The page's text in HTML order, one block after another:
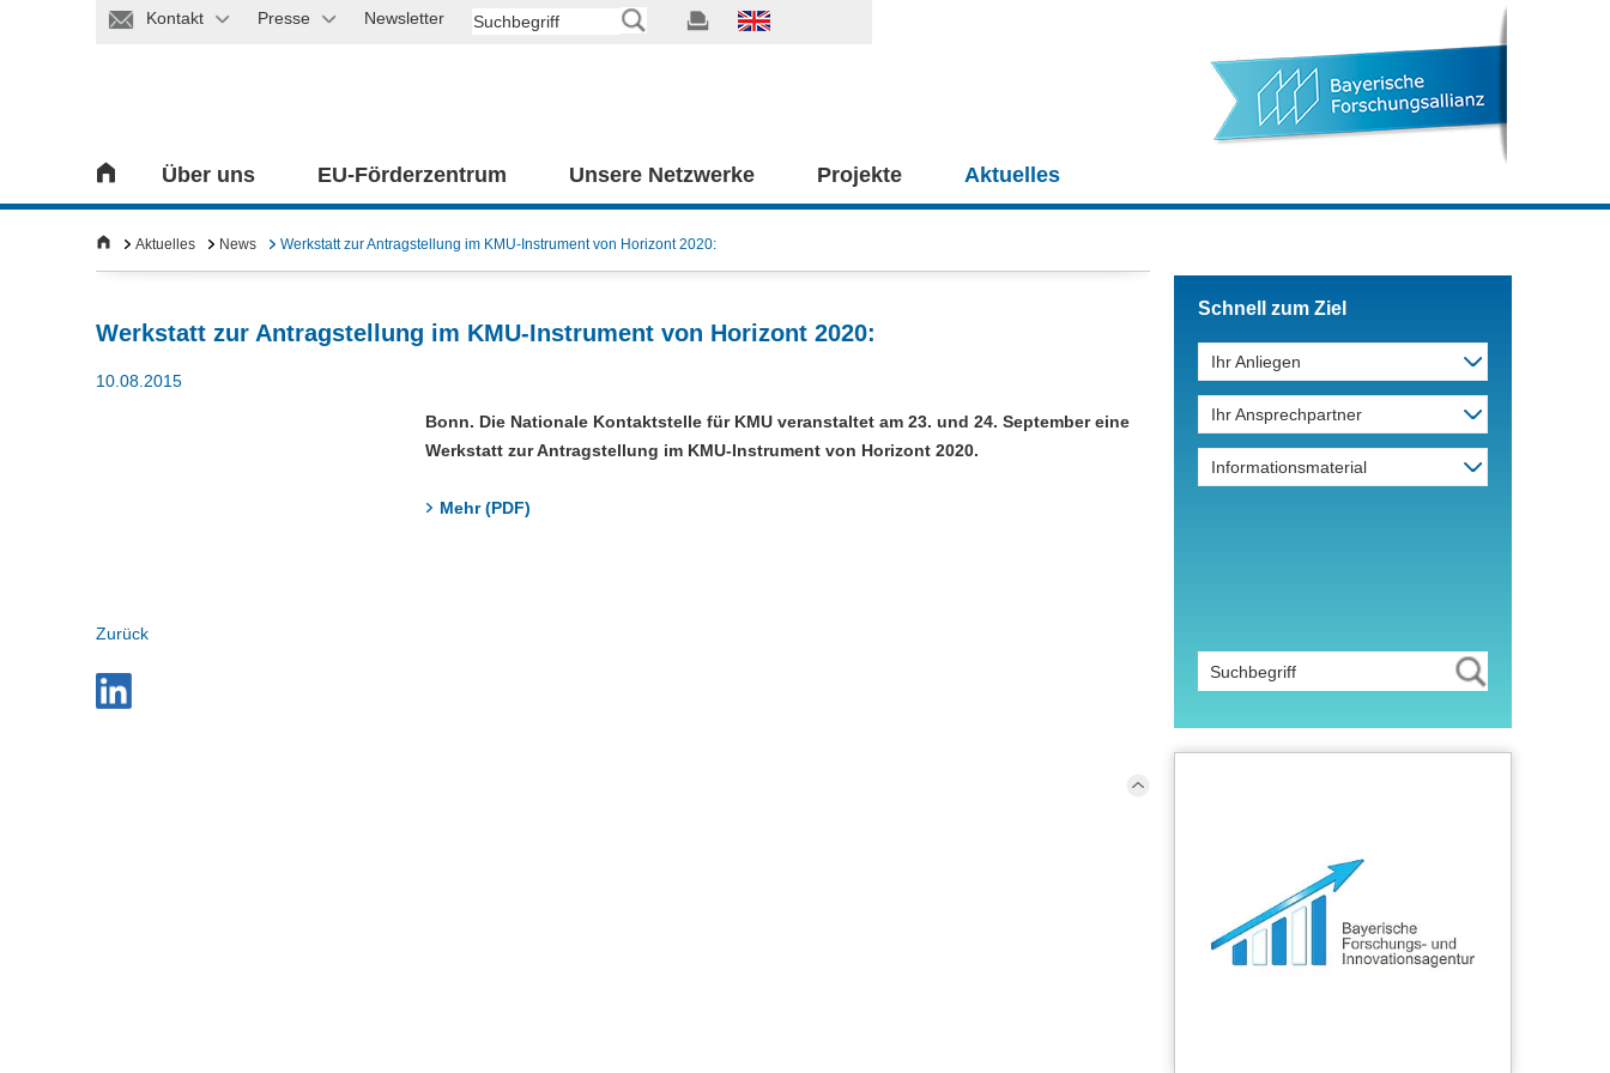
Kontakt Presse Newsletter
Über uns EU-Förderzentrum Unsere Netzwerke Projekte Aktuelles
Aktuelles News Werkstatt zur Antragstellung im KMU-Instrument von Horizont 2020:
Werkstatt zur Antragstellung im KMU-Instrument von Horizont 2020:
10.08.2015
Bonn. Die Nationale Kontaktstelle für KMU veranstaltet am 23. und 24. September eine
Werkstatt zur Antragstellung im KMU-Instrument von Horizont 2020.
Mehr (PDF)
Zurück
Schnell zum Ziel
Ihr Anliegen
Ihr Ansprechpartner
Informationsmaterial